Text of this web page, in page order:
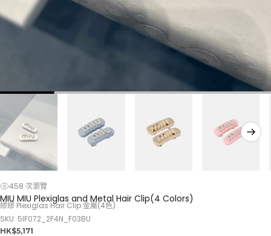
458 次瀏覽
MIU MIU Plexiglas and Metal Hair Clip(4 Colors)
繆繆 Plexiglas Hair Clip 金屬(4色)
SKU: 5IF072_2F4N_F03BU
正
HK$5,171